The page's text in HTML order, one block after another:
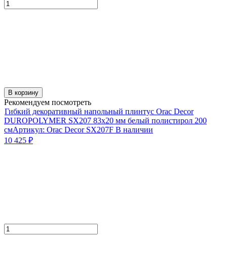
В корзину
Рекомендуем посмотреть
Гибкий декоративный напольный плинтус Orac Decor
DUROPOLYMER SX207 83х20 мм белый полистирол 200
смАртикул: Orac Decor SX207F В наличии
10 425 ₽